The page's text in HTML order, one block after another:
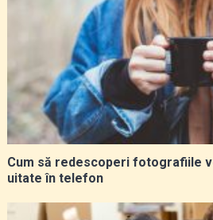
Cum să redescoperi fotografiile
uitate în telefon